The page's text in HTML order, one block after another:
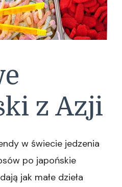
z Azji
w świecie jedzenia
po japońskie
jak małe dzieła